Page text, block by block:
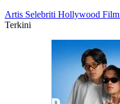
Artis Selebriti Hollywood Film
Terkini